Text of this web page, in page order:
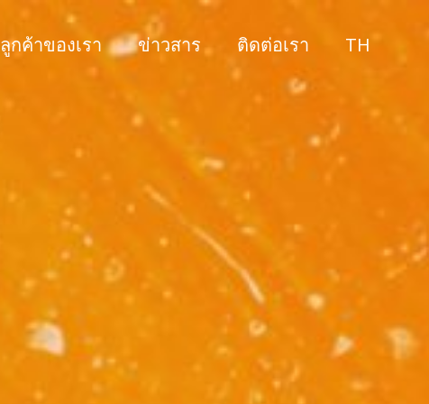
ลูกค้าของเรา ข่าวสาร ติดต่อเรา TH